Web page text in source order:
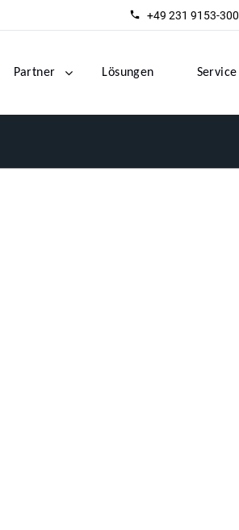
+49 231 9153-300
Partner Lösungen Service